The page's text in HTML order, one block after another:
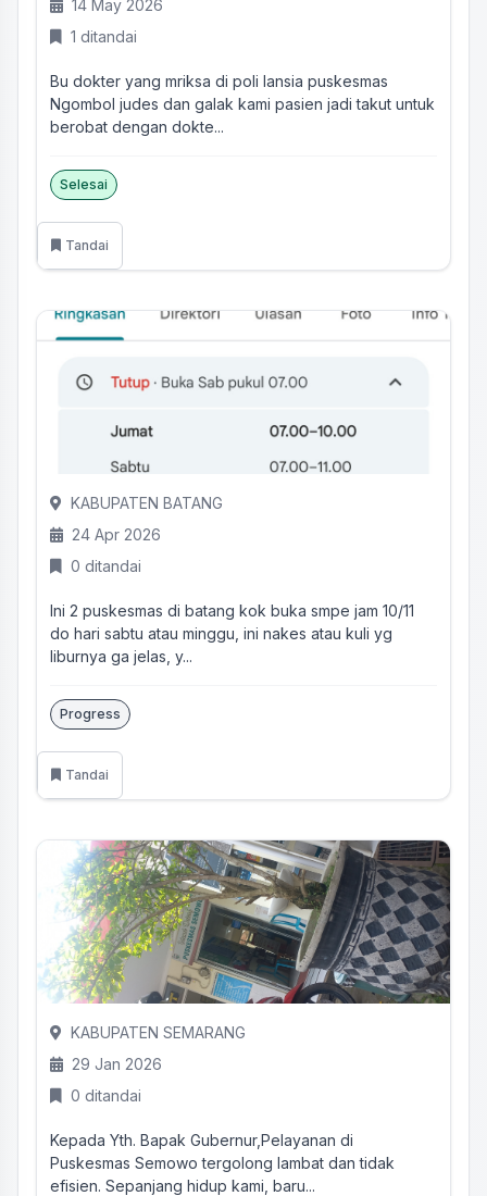
14 May 2026
1 ditandai
Bu dokter yang mriksa di poli lansia puskesmas
Ngombol judes dan galak kami pasien jadi takut untuk
berobat dengan dokte...
Selesai
Tandai
KABUPATEN BATANG
24 Apr 2026
0 ditandai
Ini 2 puskesmas di batang kok buka smpe jam 10/11
do hari sabtu atau minggu, ini nakes atau kuli yg
liburnya ga jelas, y...
Progress
Tandai
KABUPATEN SEMARANG
29 Jan 2026
0 ditandai
Kepada Yth. Bapak Gubernur,Pelayanan di
Puskesmas Semowo tergolong lambat dan tidak
efisien. Sepanjang hidup kami, baru...